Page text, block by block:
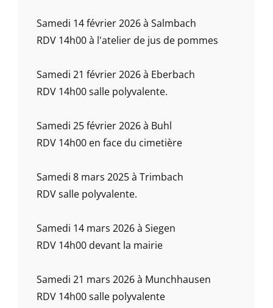
Samedi 14 février 2026 à Salmbach
RDV 14h00 à l'atelier de jus de pommes
Samedi 21 février 2026 à Eberbach
RDV 14h00 salle polyvalente.
Samedi 25 février 2026 à Buhl
RDV 14h00 en face du cimetière
Samedi 8 mars 2025 à Trimbach
RDV salle polyvalente.
Samedi 14 mars 2026 à Siegen
RDV 14h00 devant la mairie
Samedi 21 mars 2026 à Munchhausen
RDV 14h00 salle polyvalente